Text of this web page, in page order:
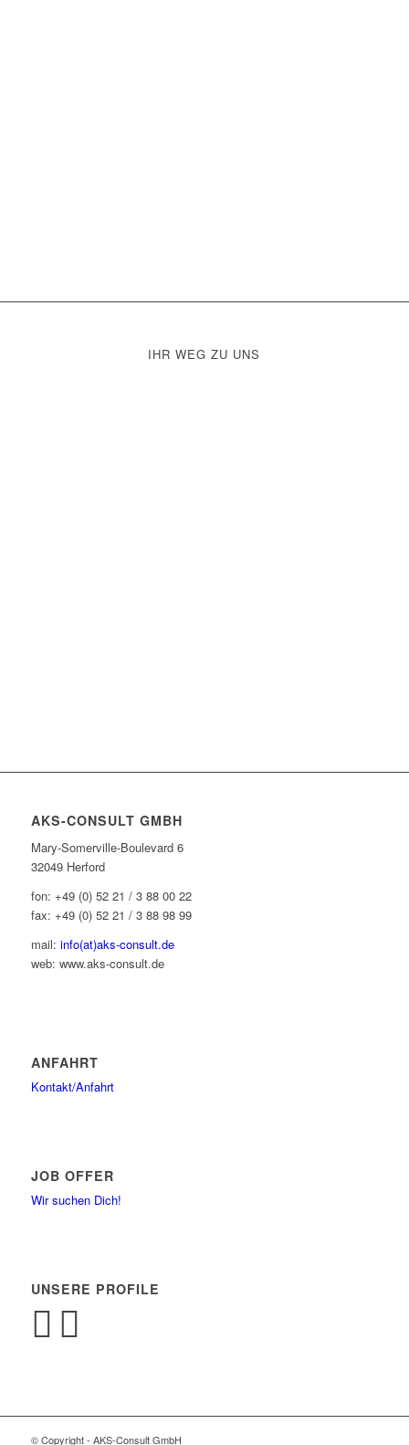
IHR WEG ZU UNS
AKS-CONSULT GMBH
Mary-Somerville-Boulevard 6
32049 Herford
fon: +49 (0) 52 21 / 3 88 00 22
fax: +49 (0) 52 21 / 3 88 98 99
mail: info(at)aks-consult.de
web: www.aks-consult.de
ANFAHRT
Kontakt/Anfahrt
JOB OFFER
Wir suchen Dich!
UNSERE PROFILE
© Copyright - AKS-Consult GmbH